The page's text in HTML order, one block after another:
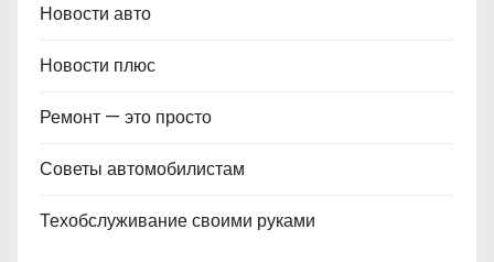
Новости авто
Новости плюс
Ремонт — это просто
Советы автомобилистам
Техобслуживание своими руками